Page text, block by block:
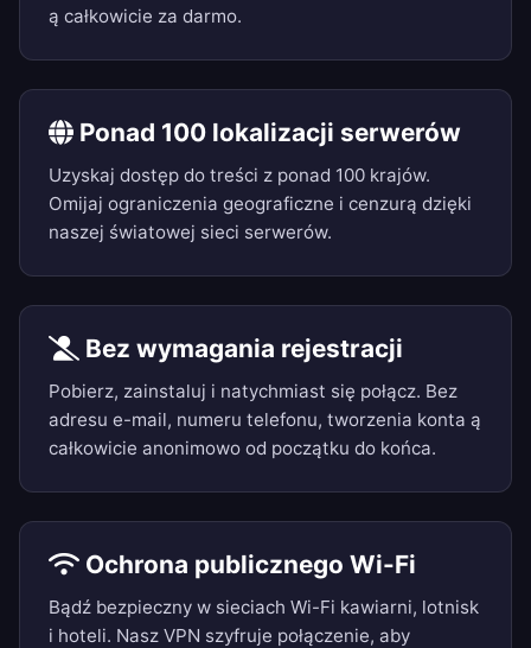
ą całkowicie za darmo.
Ponad 100 lokalizacji serwerów
Uzyskaj dostęp do treści z ponad 100 krajów.
Omijaj ograniczenia geograficzne i cenzurą dzięki
naszej światowej sieci serwerów.
Bez wymagania rejestracji
Pobierz, zainstaluj i natychmiast się połącz. Bez
adresu e-mail, numeru telefonu, tworzenia konta ą
całkowicie anonimowo od początku do końca.
Ochrona publicznego Wi-Fi
Bądź bezpieczny w sieciach Wi-Fi kawiarni, lotnisk
i hoteli. Nasz VPN szyfruje połączenie, aby